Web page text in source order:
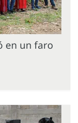
en un faro